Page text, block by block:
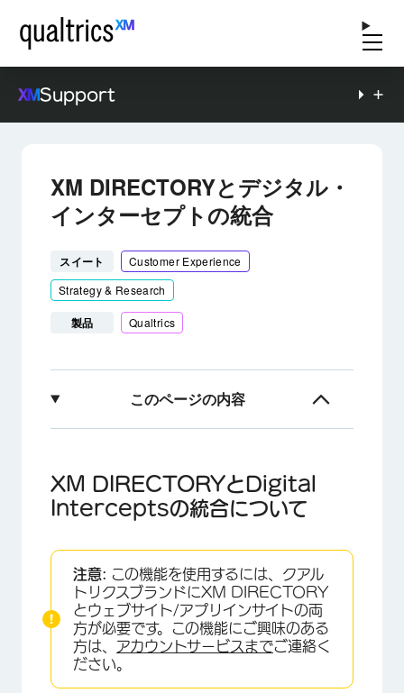
Support
XM DIRECTORYとデジタル・
インターセプトの統合
スイート
Customer Experience
Strategy & Research
製品 Qualtrics
このページの内容
統合の設定
連絡先の自動作成
インターセプトの連絡頻度ルールの設定
インターセプトターゲットの細分化
ウェブサイトインターセプトによるXM
DIRECTORY統合のテスト
XM DIRECTORYとDigital
Interceptsの統合について
注意: この機能を使用するには、クアル
トリクスブランドにXM DIRECTORY
とウェブサイト/アプリインサイトの両
方が必要です。この機能にご興味のある
方は、 アカウントサービスまでご連絡く
ださい。